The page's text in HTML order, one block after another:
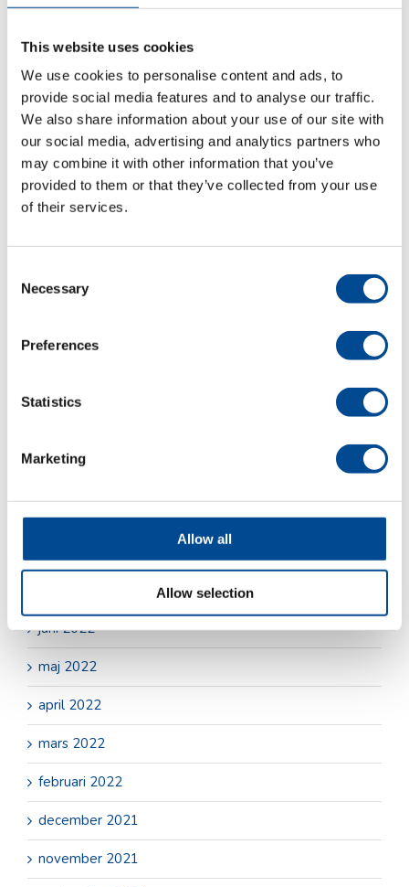
This website uses cookies
We use cookies to personalise content and ads, to
provide social media features and to analyse our traffic.
We also share information about your use of our site with
our social media, advertising and analytics partners who
may combine it with other information that you’ve
provided to them or that they’ve collected from your use
of their services.
Selection
Necessary
Preferences
Statistics
Marketing
Allow all
Allow selection
juli 2024
juni 2024
maj 2024
april 2024
mars 2024
november 2023
oktober 2023
september 2023
maj 2023
oktober 2022
juni 2022
maj 2022
april 2022
mars 2022
februari 2022
december 2021
november 2021